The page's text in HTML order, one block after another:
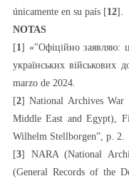
únicamente en su país [12].
NOTAS
[1 ] «"Офіційно заявляю:
українських військових
marzo de 2024.
[2] National Archives War
Middle East and Egypt),
Wilhelm Stellborgen”, p. 2.
[3] NARA (National
(General Records of the